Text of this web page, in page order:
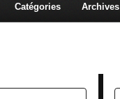
Catégories Archives